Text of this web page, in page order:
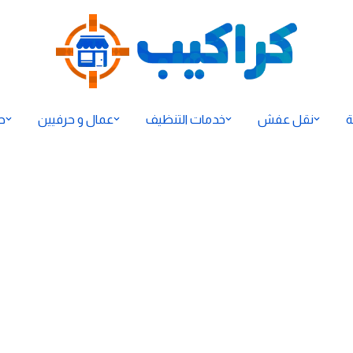
نقل عفش خدمات التنظيف عمال و حرفيين